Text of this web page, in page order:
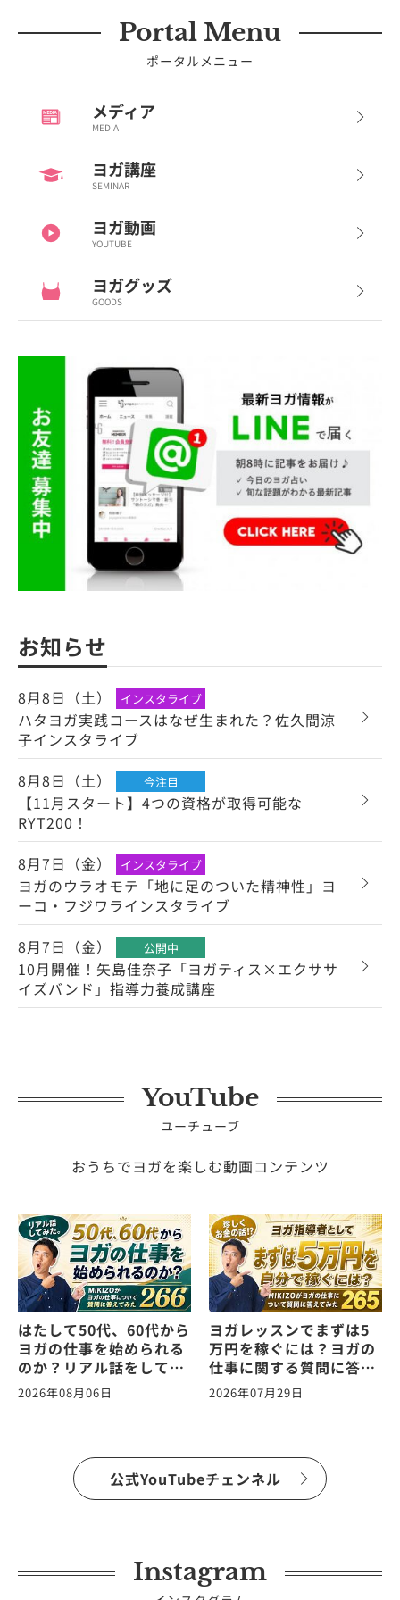
Portal Menu
ポータルメニュー
メディア
MEDIA
ヨガ講座
SEMINAR
ヨガ動画
YOUTUBE
ヨガグッズ
GOODS
お知らせ
8月8日（土） インスタライブ
ハタヨガ実践コースはなぜ生まれた？佐久間涼
子インスタライブ
8月8日（土）
今注目
【11月スタート】4つの資格が取得可能な
RYT200！
8月7日（金）
インスタライブ
ヨガのウラオモテ「地に足のついた精神性」ヨ
ーコ・フジワラインスタライブ
8月7日（金）
公開中
10月開催！矢島佳奈子「ヨガティス×エクササ
イズバンド」指導力養成講座
YouTube
ユーチューブ
おうちでヨガを楽しむ動画コンテンツ
はたして50代、60代から
ヨガの仕事を始められる
のか？リアル話をしてみ
た。ヨガの仕事に関する
質問に答えます！
2026年08月06日
ヨガレッスンでまずは5
万円を稼ぐには？ヨガの
仕事に関する質問に答え
ます！vol.265
2026年07月29日
公式YouTubeチェンネル
Instagram